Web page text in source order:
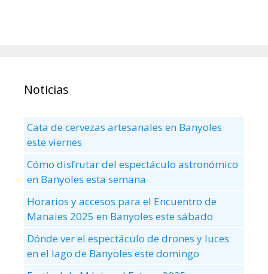
Noticias
Cata de cervezas artesanales en Banyoles
este viernes
Cómo disfrutar del espectáculo astronómico
en Banyoles esta semana
Horarios y accesos para el Encuentro de
Manaies 2025 en Banyoles este sábado
Dónde ver el espectáculo de drones y luces
en el lago de Banyoles este domingo